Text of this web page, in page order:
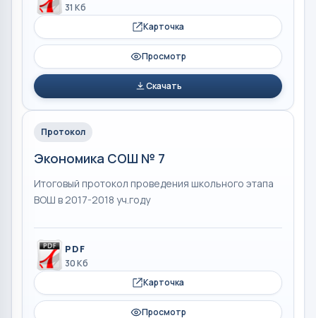
31 Кб
Карточка
Просмотр
Скачать
Протокол
Экономика СОШ № 7
Итоговый протокол проведения школьного этапа
ВОШ в 2017-2018 уч.году
PDF
30 Кб
Карточка
Просмотр